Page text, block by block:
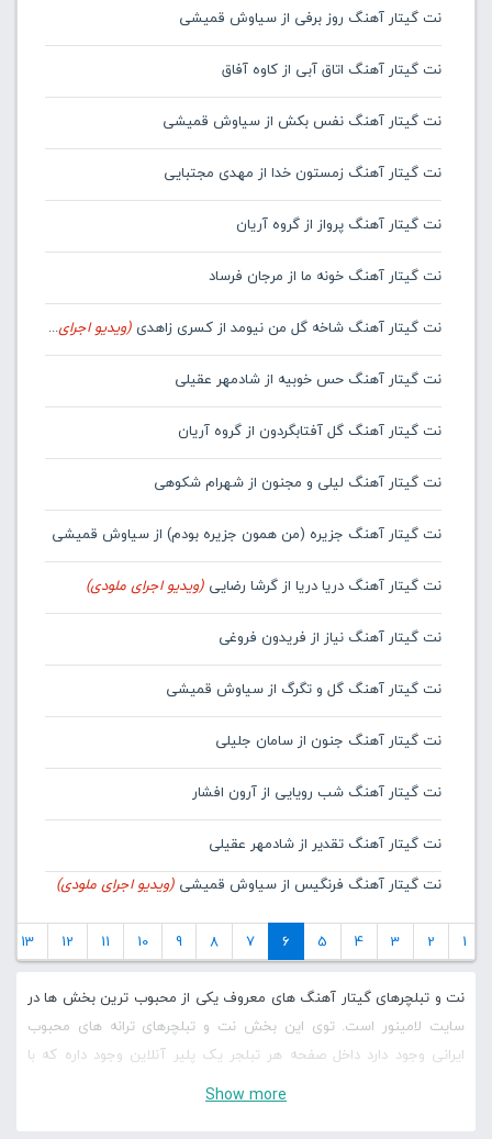
نت گیتار آهنگ روز برفی از سیاوش قمیشی
نت گیتار آهنگ اتاق آبی از کاوه آفاق
نت گیتار آهنگ نفس بکش از سیاوش قمیشی
نت گیتار آهنگ زمستون خدا از مهدی مجتبایی
نت گیتار آهنگ پرواز از گروه آریان
نت گیتار آهنگ خونه ما از مرجان فرساد
نت گیتار آهنگ شاخه گل من نیومد از کسری زاهدی (ویدیو اجرای ملودی)
نت گیتار آهنگ حس خوبیه از شادمهر عقیلی
نت گیتار آهنگ گل آفتابگردون از گروه آریان
نت گیتار آهنگ لیلی و مجنون از شهرام شکوهی
نت گیتار آهنگ جزیره (من همون جزیره بودم) از سیاوش قمیشی
نت گیتار آهنگ دریا دریا از گرشا رضایی (ویدیو اجرای ملودی)
نت گیتار آهنگ نیاز از فریدون فروغی
نت گیتار آهنگ گل و تگرگ از سیاوش قمیشی
نت گیتار آهنگ جنون از سامان جلیلی
نت گیتار آهنگ شب رویایی از آرون افشار
نت گیتار آهنگ تقدیر از شادمهر عقیلی
نت گیتار آهنگ فرنگیس از سیاوش قمیشی (ویدیو اجرای ملودی)
1
2
3
4
5
6
7
8
9
10
11
12
13
نت و تبلچرهای گیتار آهنگ های معروف یکی از محبوب ترین بخش ها در
سایت لامینور است. توی این بخش نت و تبلچرهای ترانه های محبوب
ایرانی وجود دارد داخل صفحه هر تبلجر یک پلیر آنلاین وجود داره که با
کمک آن می توانید تبلچر رو به صورت آنلاین اجرا کنید، لاین های مختلف
Show more